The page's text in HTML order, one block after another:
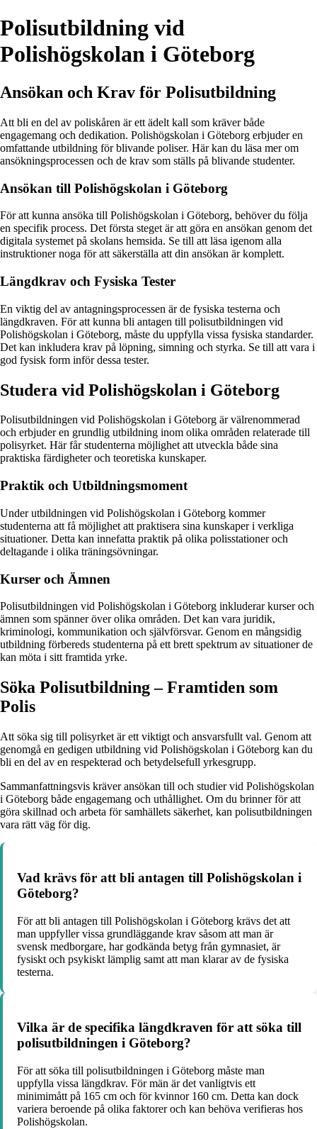
Polisutbildning vid
Polishögskolan i Göteborg
Ansökan och Krav för Polisutbildning
Att bli en del av poliskåren är ett ädelt kall som kräver både
engagemang och dedikation. Polishögskolan i Göteborg erbjuder en
omfattande utbildning för blivande poliser. Här kan du läsa mer om
ansökningsprocessen och de krav som ställs på blivande studenter.
Ansökan till Polishögskolan i Göteborg
För att kunna ansöka till Polishögskolan i Göteborg, behöver du följa
en specifik process. Det första steget är att göra en ansökan genom det
digitala systemet på skolans hemsida. Se till att läsa igenom alla
instruktioner noga för att säkerställa att din ansökan är komplett.
Längdkrav och Fysiska Tester
En viktig del av antagningsprocessen är de fysiska testerna och
längdkraven. För att kunna bli antagen till polisutbildningen vid
Polishögskolan i Göteborg, måste du uppfylla vissa fysiska standarder.
Det kan inkludera krav på löpning, simning och styrka. Se till att vara i
god fysisk form inför dessa tester.
Studera vid Polishögskolan i Göteborg
Polisutbildningen vid Polishögskolan i Göteborg är välrenommerad
och erbjuder en grundlig utbildning inom olika områden relaterade till
polisyrket. Här får studenterna möjlighet att utveckla både sina
praktiska färdigheter och teoretiska kunskaper.
Praktik och Utbildningsmoment
Under utbildningen vid Polishögskolan i Göteborg kommer
studenterna att få möjlighet att praktisera sina kunskaper i verkliga
situationer. Detta kan innefatta praktik på olika polisstationer och
deltagande i olika träningsövningar.
Kurser och Ämnen
Polisutbildningen vid Polishögskolan i Göteborg inkluderar kurser och
ämnen som spänner över olika områden. Det kan vara juridik,
kriminologi, kommunikation och självförsvar. Genom en mångsidig
utbildning förbereds studenterna på ett brett spektrum av situationer de
kan möta i sitt framtida yrke.
Söka Polisutbildning – Framtiden som
Polis
Att söka sig till polisyrket är ett viktigt och ansvarsfullt val. Genom att
genomgå en gedigen utbildning vid Polishögskolan i Göteborg kan du
bli en del av en respekterad och betydelsefull yrkesgrupp.
Sammanfattningsvis kräver ansökan till och studier vid Polishögskolan
i Göteborg både engagemang och uthållighet. Om du brinner för att
göra skillnad och arbeta för samhällets säkerhet, kan polisutbildningen
vara rätt väg för dig.
Vad krävs för att bli antagen till Polishögskolan i
Göteborg?
För att bli antagen till Polishögskolan i Göteborg krävs det att
man uppfyller vissa grundläggande krav såsom att man är
svensk medborgare, har godkända betyg från gymnasiet, är
fysiskt och psykiskt lämplig samt att man klarar av de fysiska
testerna.
Vilka är de specifika längdkraven för att söka till
polisutbildningen i Göteborg?
För att söka till polisutbildningen i Göteborg måste man
uppfylla vissa längdkrav. För män är det vanligtvis ett
minimimått på 165 cm och för kvinnor 160 cm. Detta kan dock
variera beroende på olika faktorer och kan behöva verifieras hos
Polishögskolan.